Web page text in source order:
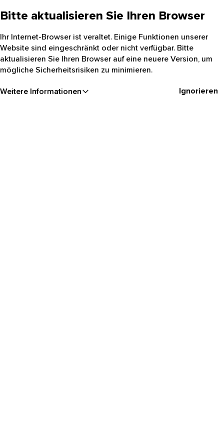
Bitte aktualisieren Sie Ihren Browser
Ihr Internet-Browser ist veraltet. Einige Funktionen unserer
Website sind eingeschränkt oder nicht verfügbar. Bitte
aktualisieren Sie Ihren Browser auf eine neuere Version, um
mögliche Sicherheitsrisiken zu minimieren.
Weitere Informationen Ignorieren